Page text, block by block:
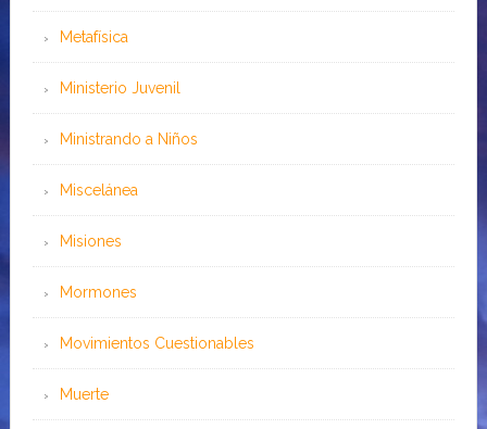
Metafísica
Ministerio Juvenil
Ministrando a Niños
Miscelánea
Misiones
Mormones
Movimientos Cuestionables
Muerte